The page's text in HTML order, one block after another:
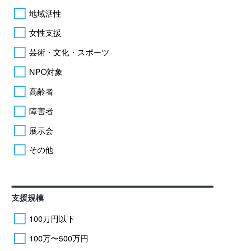
地域活性
女性支援
芸術・文化・スポーツ
NPO対象
高齢者
障害者
展示会
その他
支援規模
100万円以下
100万〜500万円